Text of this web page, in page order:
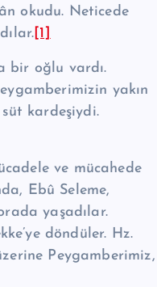
okudu. Neticede
[1]
bir oğlu vardı.
yakın
süt kardeşiydi.
ve mücahede
Ebû Seleme,
yaşadılar.
dön­düler. Hz.
Peygamberimiz,